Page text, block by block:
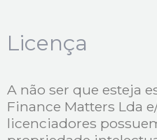
Licença
A não ser que esteja
Finance Matters Lda
licenciadores